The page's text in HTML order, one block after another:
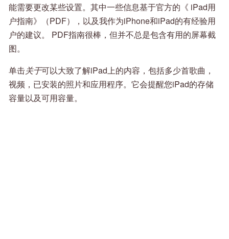
能需要更改某些设置。其中一些信息基于官方的《 iPad用
户指南》（PDF），以及我作为iPhone和iPad的有经验用
户的建议。 PDF指南很棒，但并不总是包含有用的屏幕截
图。
单击关于可以大致了解iPad上的内容，包括多少首歌曲，
视频，已安装的照片和应用程序。它会提醒您iPad的存储
容量以及可用容量。